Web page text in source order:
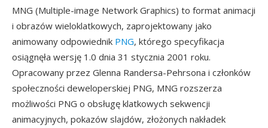
MNG (Multiple-image Network Graphics) to format animacji
i obrazów wieloklatkowych, zaprojektowany jako
animowany odpowiednik PNG, którego specyfikacja
osiągnęła wersję 1.0 dnia 31 stycznia 2001 roku.
Opracowany przez Glenna Randersa-Pehrsona i członków
społeczności deweloperskiej PNG, MNG rozszerza
możliwości PNG o obsługę klatkowych sekwencji
animacyjnych, pokazów slajdów, złożonych nakładek